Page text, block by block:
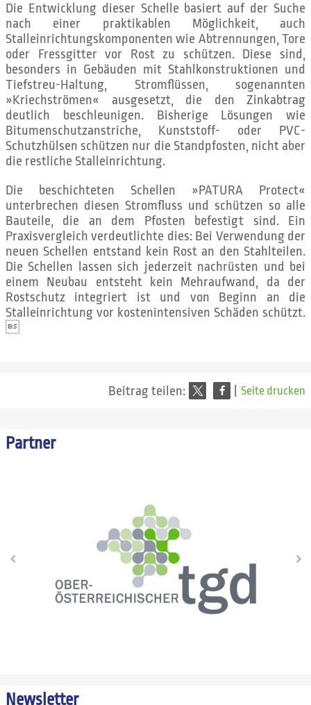
Die Entwicklung dieser Schelle basiert auf der Suche
nach einer praktikablen Möglichkeit, auch
Stalleinrichtungskomponenten wie Abtrennungen, Tore
oder Fressgitter vor Rost zu schützen. Diese sind,
besonders in Gebäuden mit Stahlkonstruktionen und
Tiefstreu-Haltung, Stromflüssen, sogenannten
»Kriechströmen« ausgesetzt, die den Zinkabtrag
deutlich beschleunigen. Bisherige Lösungen wie
Bitumenschutzanstriche, Kunststoff- oder PVC-
Schutzhülsen schützen nur die Standpfosten, nicht aber
die restliche Stalleinrichtung.
Die beschichteten Schellen »PATURA Protect«
unterbrechen diesen Stromfluss und schützen so alle
Bauteile, die an dem Pfosten befestigt sind. Ein
Praxisvergleich verdeutlichte dies: Bei Verwendung der
neuen Schellen entstand kein Rost an den Stahlteilen.
Die Schellen lassen sich jederzeit nachrüsten und bei
einem Neubau entsteht kein Mehraufwand, da der
Rostschutz integriert ist und von Beginn an die
Stalleinrichtung vor kostenintensiven Schäden schützt.

Beitrag teilen: Seite drucken
Partner
Newsletter